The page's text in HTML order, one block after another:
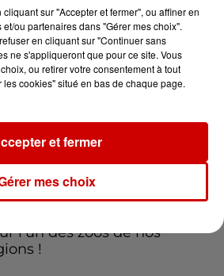
Voir plus
Marché Gourmand 2026
!
l'un des zoos de nos
!
sur "Accepter et fermer", ou affiner en
ou partenaires dans "Gérer mes choix".
en cliquant sur "Continuer sans
ne s'appliqueront que pour ce site. Vous
ou retirer votre consentement à tout
cookies" situé en bas de chaque page.
mes choix
et fermer